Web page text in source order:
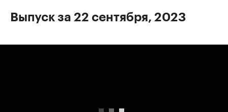
Выпуск за 22 сентября, 2023